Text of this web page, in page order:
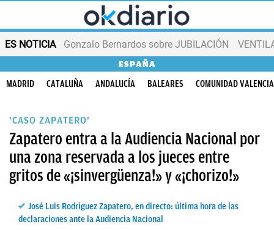
ES NOTICIA Gonzalo Bernardos sobre JUBILACIÓN
ESPAÑA
MADRID CATALUÑA ANDALUCÍA BALEARES COMUNIDAD
'CASO ZAPATERO'
Zapatero entra a la Audiencia Nacional por
una zona reservada a los jueces entre
gritos de «¡sinvergüenza!» y «¡chorizo!»
José Luis Rodríguez Zapatero, en directo: última hora de las
declaraciones ante la Audiencia Nacional